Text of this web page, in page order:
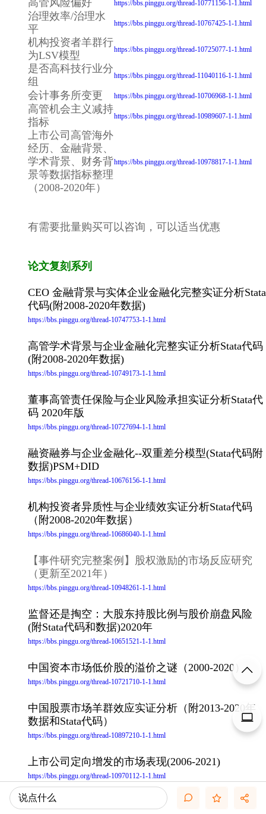
https://bbs.pinggu.org/thread-10771156-1-1.html
治理效率/治理水
平
https://bbs.pinggu.org/thread-10767425-1-1.html
机构投资者羊群行
为LSV模型
https://bbs.pinggu.org/thread-10725077-1-1.html
是否高科技行业分
组
https://bbs.pinggu.org/thread-11040116-1-1.html
会计事务所变更 https://bbs.pinggu.org/thread-10706968-1-1.html
高管机会主义减持
指标
https://bbs.pinggu.org/thread-10989607-1-1.html
上市公司高管海外
经历、金融背景、
学术背景、财务背
景等数据指标整理
（2008-2020年）
https://bbs.pinggu.org/thread-10978817-1-1.html
有需要批量购买可以咨询，可以适当优惠
论文复刻系列
CEO 金融背景与实体企业金融化完整实证分析Stata
代码(附2008-2020年数据)
https://bbs.pinggu.org/thread-10747753-1-1.html
高管学术背景与企业金融化完整实证分析Stata代码
(附2008-2020年数据)
https://bbs.pinggu.org/thread-10749173-1-1.html
董事高管责任保险与企业风险承担实证分析Stata代
码 2020年版
https://bbs.pinggu.org/thread-10727694-1-1.html
融资融券与企业金融化--双重差分模型(Stata代码附
数据)PSM+DID
https://bbs.pinggu.org/thread-10676156-1-1.html
机构投资者异质性与企业绩效实证分析Stata代码
（附2008-2020年数据）
https://bbs.pinggu.org/thread-10686040-1-1.html
【事件研究完整案例】股权激励的市场反应研究
（更新至2021年）
https://bbs.pinggu.org/thread-10948261-1-1.html
监督还是掏空：大股东持股比例与股价崩盘风险
(附Stata代码和数据)2020年
https://bbs.pinggu.org/thread-10651521-1-1.html
中国资本市场低价股的溢价之谜（2000-2020）
https://bbs.pinggu.org/thread-10721710-1-1.html
中国股票市场羊群效应实证分析（附2013-2020年
数据和Stata代码）
https://bbs.pinggu.org/thread-10897210-1-1.html
上市公司定向增发的市场表现(2006-2021)
https://bbs.pinggu.org/thread-10970112-1-1.html
内部薪酬差距与公司价值_基于生命周期理论的新
说点什么